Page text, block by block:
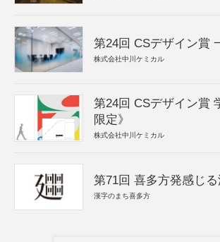
第24回 CSデザイン賞
株式会社中川ケミカル
第24回 CSデザイン賞
限定》
株式会社中川ケミカル
第71回 喜多方発感じ
漢字のまち喜多方